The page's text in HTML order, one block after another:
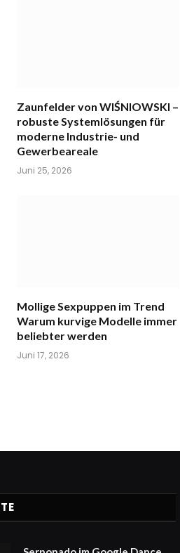
Zaunfelder von WIŚNIOWSKI –
robuste Systemlösungen für
moderne Industrie- und
Gewerbeareale
Juni 25, 2026
Mollige Sexpuppen im Trend
Warum kurvige Modelle immer
beliebter werden
Juni 17, 2026